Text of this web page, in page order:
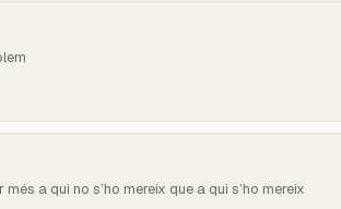
a qui no s’ho mereix que a qui s’ho mereix